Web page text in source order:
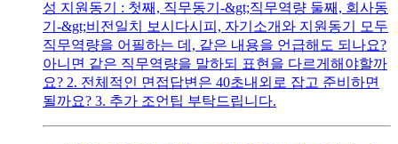
성 지원동기 : 첫째, 직무동기-&gt;직무역량 둘째, 회사동
기-&gt;비전일치 보시다시피, 자기소개와 지원동기 모두
직무역량을 어필하는 데, 같은 내용을 언급해도 되나요?
아니면 같은 직무역량을 말하되 표현을 다르게해야할까
요? 2. 전체적인 면접답변은 40초내외로 잡고 준비하면
될까요? 3. 추가 조언팁 부탁드립니다.